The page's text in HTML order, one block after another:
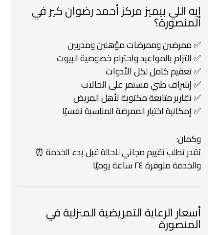
إيه اللي بيميز مركز أحمد رضوان كير في
المنصورة؟
✅ ممرضين وممرضات مؤهلين ومدربين
✅ التزام بالمواعيد واحترام خصوصية البيوت
✅ تعقيم كامل لكل الأدوات
✅ إشراف طبي مستمر على الحالات
✅ تقارير متابعة مكتوبة لأهل المريض
✅ إمكانية اختيار الممرضة المناسبة نفسيًا
وكمان:
تقدر تطلب تقييم مجاني للحالة قبل بدء الخدمة ⏰
والخدمة متوفرة ٢٤ ساعة يوميًا
أسعار الرعاية التمريضية المنزلية في
المنصورة